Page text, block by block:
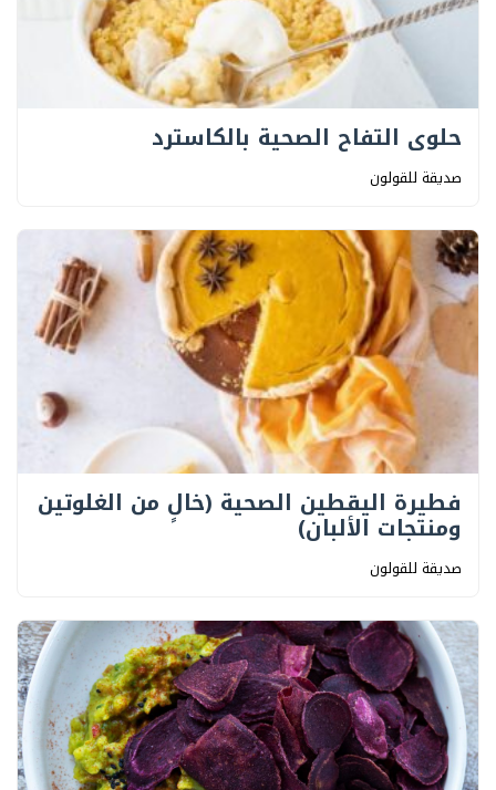
حلوى التفاح الصحية بالكاسترد
صديقة للقولون
فطيرة اليقطين الصحية (خالٍ من الغلوتين
ومنتجات الألبان)
صديقة للقولون